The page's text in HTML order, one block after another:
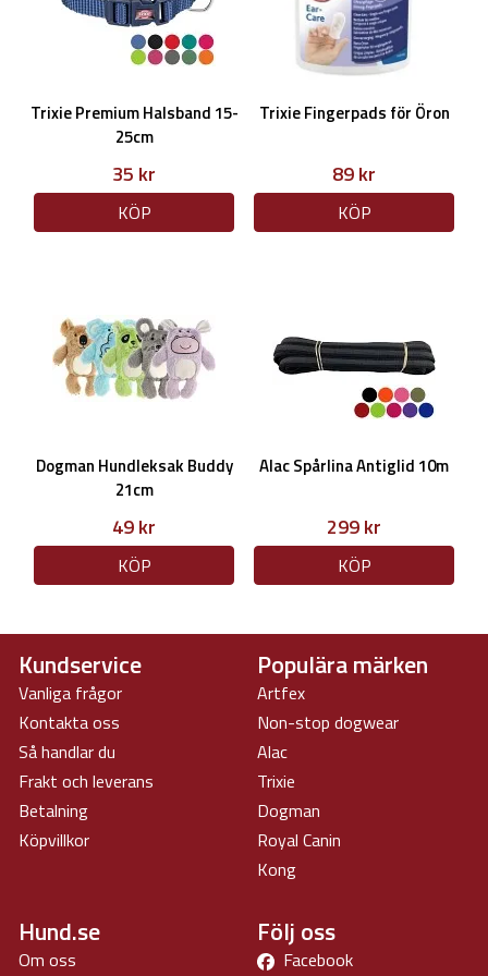
Trixie Premium Halsband 15-
25cm
35 kr
KÖP
Trixie Fingerpads för Öron
89 kr
KÖP
Dogman Hundleksak Buddy
21cm
49 kr
KÖP
Alac Spårlina Antiglid 10m
299 kr
KÖP
Kundservice
Vanliga frågor
Kontakta oss
Så handlar du
Frakt och leverans
Betalning
Köpvillkor
Populära märken
Artfex
Non-stop dogwear
Alac
Trixie
Dogman
Royal Canin
Kong
Hund.se
Om oss
Följ oss
Facebook